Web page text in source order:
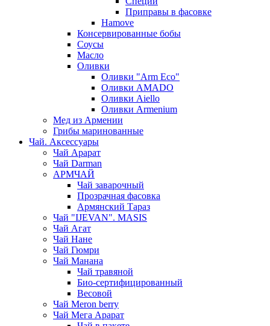
Приправы в фасовке
Hamove
Консервированные бобы
Соусы
Масло
Оливки
Оливки "Arm Eco"
Оливки AMADO
Оливки Aiello
Оливки Armenium
Мед из Армении
Грибы маринованные
Чай. Аксессуары
Чай Арарат
Чай Darman
АРМЧАЙ
Чай заварочный
Прозрачная фасовка
Армянский Тараз
Чай "IJEVAN". MASIS
Чай Агат
Чай Нане
Чай Гюмри
Чай Манана
Чай травяной
Био-сертифицированный
Весовой
Чай Meron berry
Чай Мега Арарат